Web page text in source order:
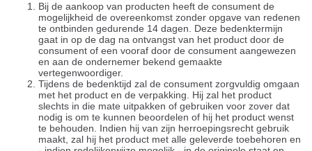
Bij de aankoop van producten heeft de consument de
mogelijkheid de overeenkomst zonder opgave van redenen
te ontbinden gedurende 14 dagen. Deze bedenktermijn
gaat in op de dag na ontvangst van het product door de
consument of een vooraf door de consument aangewezen
en aan de ondernemer bekend gemaakte
vertegenwoordiger.
Tijdens de bedenktijd zal de consument zorgvuldig omgaan
met het product en de verpakking. Hij zal het product
slechts in die mate uitpakken of gebruiken voor zover dat
nodig is om te kunnen beoordelen of hij het product wenst
te behouden. Indien hij van zijn herroepingsrecht gebruik
maakt, zal hij het product met alle geleverde toebehoren en